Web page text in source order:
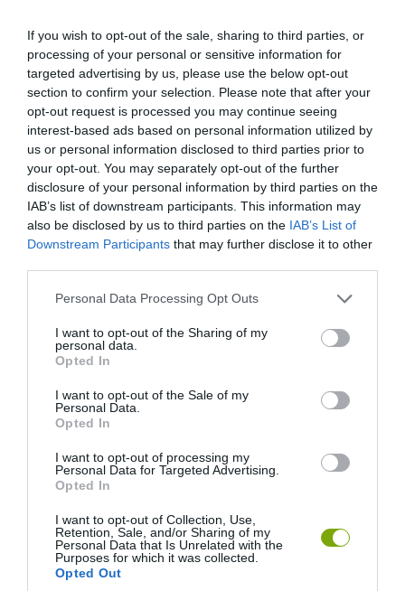
If you wish to opt-out of the sale, sharing to third parties, or
processing of your personal or sensitive information for
targeted advertising by us, please use the below opt-out
section to confirm your selection. Please note that after your
opt-out request is processed you may continue seeing
interest-based ads based on personal information utilized by
us or personal information disclosed to third parties prior to
your opt-out. You may separately opt-out of the further
disclosure of your personal information by third parties on the
IAB’s list of downstream participants. This information may
also be disclosed by us to third parties on the IAB’s List of
Downstream Participants that may further disclose it to other
Please note that this website/app uses one or more Google
not limited to your visit or usage behaviour. You may click to
grant or deny consent to Google and its third-party tags to
use your data for below specified purposes in below Google
consent section.
Personal Data Processing Opt Outs
I want to opt-out of the Sharing of my
personal data.
Opted In
I want to opt-out of the Sale of my
Personal Data.
Opted In
I want to opt-out of processing my
Personal Data for Targeted Advertising.
Opted In
I want to opt-out of Collection, Use,
Retention, Sale, and/or Sharing of my
Personal Data that Is Unrelated with the
Purposes for which it was collected.
Opted Out
10. Mindent kiposztolni a közösségi
médiába
Légy körültekintő a buliról megjelent fotókkal. Nem biztos, hogy a
kollegád szeretné magát viszontlátni a világhálón, amint épp
spiccesen limbózik.